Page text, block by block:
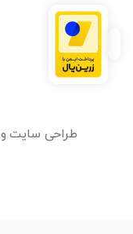
طراحی سایت و